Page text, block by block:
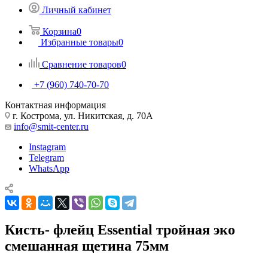
Личный кабинет
Корзина0
Избранные товары0
Сравнение товаров0
+7 (960) 740-70-70
Контактная информация
г. Кострома, ул. Никитская, д. 70А
info@smit-center.ru
Instagram
Telegram
WhatsApp
Кисть- флейц Essential тройная эко
смешанная щетина 75мм